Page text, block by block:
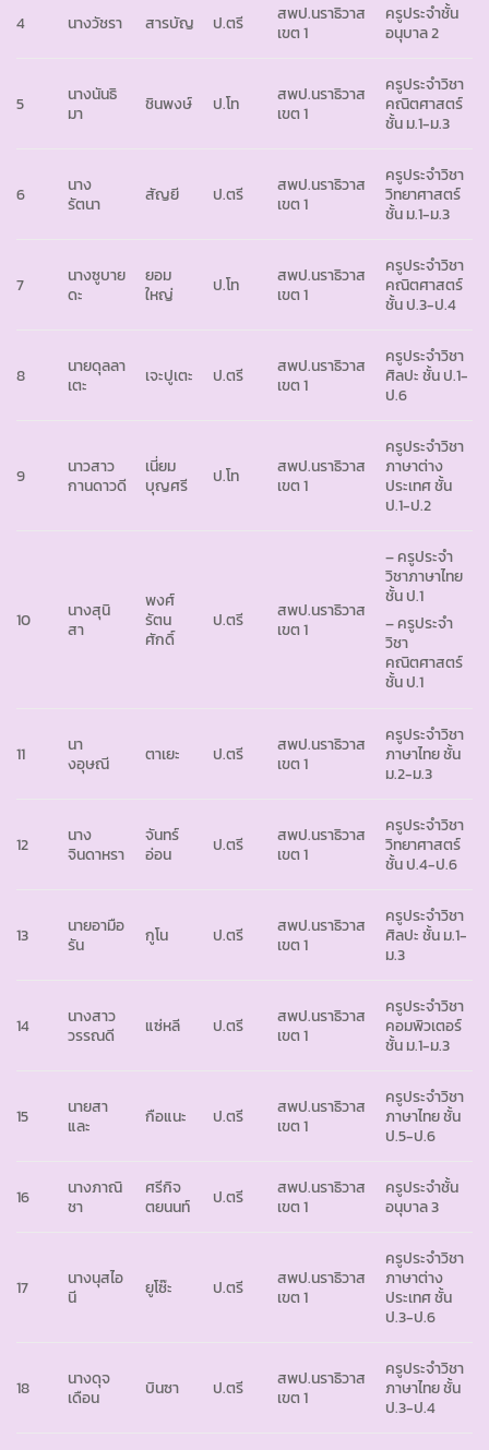
4 นางวัชรา สารบัญ ป.ตรี
สพป.นราธิวาส
เขต 1
ครูประจำชั้น
อนุบาล 2
5
นางนันธิ
มา
ชินพงษ์ ป.โท
สพป.นราธิวาส
เขต 1
ครูประจำวิชา
คณิตศาสตร์
ชั้น ม.1-ม.3
6
นาง
รัตนา
สัญยี ป.ตรี
สพป.นราธิวาส
เขต 1
ครูประจำวิชา
วิทยาศาสตร์
ชั้น ม.1-ม.3
7
นางซูบาย
ดะ
ยอม
ใหญ่
ป.โท
สพป.นราธิวาส
เขต 1
ครูประจำวิชา
คณิตศาสตร์
ชั้น ป.3-ป.4
8
นายดุลลา
เตะ
เจะปูเตะ ป.ตรี
สพป.นราธิวาส
เขต 1
ครูประจำวิชา
ศิลปะ ชั้น ป.1-
ป.6
9
นาวสาว
กานดาวดี
เนี่ยม
บุญศรี
ป.โท
สพป.นราธิวาส
เขต 1
ครูประจำวิชา
ภาษาต่าง
ประเทศ ชั้น
ป.1-ป.2
10
นางสุนิ
สา
พงศ์
รัตน
ศักดิ์
ป.ตรี
สพป.นราธิวาส
เขต 1
– ครูประจำ
วิชาภาษาไทย
ชั้น ป.1
– ครูประจำ
วิชา
คณิตศาสตร์
ชั้น ป.1
11
นา
งอุษณี
ตาเยะ ป.ตรี
สพป.นราธิวาส
เขต 1
ครูประจำวิชา
ภาษาไทย ชั้น
ม.2-ม.3
12
นาง
จินดาหรา
จันทร์
อ่อน
ป.ตรี
สพป.นราธิวาส
เขต 1
ครูประจำวิชา
วิทยาศาสตร์
ชั้น ป.4-ป.6
13
นายอามือ
รัน
กูโน ป.ตรี
สพป.นราธิวาส
เขต 1
ครูประจำวิชา
ศิลปะ ชั้น ม.1-
ม.3
14
นางสาว
วรรณดี
แซ่หลี ป.ตรี
สพป.นราธิวาส
เขต 1
ครูประจำวิชา
คอมพิวเตอร์
ชั้น ม.1-ม.3
15
นายสา
และ
กือแนะ ป.ตรี
สพป.นราธิวาส
เขต 1
ครูประจำวิชา
ภาษาไทย ชั้น
ป.5-ป.6
16
นางภาณิ
ชา
ศรีกิจ
ตยนนท์
ป.ตรี
สพป.นราธิวาส
เขต 1
ครูประจำชั้น
อนุบาล 3
17
นางนุสไอ
นี
ยูโซ๊ะ ป.ตรี
สพป.นราธิวาส
เขต 1
ครูประจำวิชา
ภาษาต่าง
ประเทศ ชั้น
ป.3-ป.6
18
นางดุจ
เดือน
บินซา ป.ตรี
สพป.นราธิวาส
เขต 1
ครูประจำวิชา
ภาษาไทย ชั้น
ป.3-ป.4